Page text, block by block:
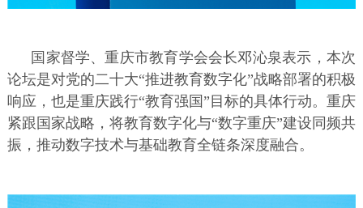
国家督学、重庆市教育学会会长邓沁泉表示，本次
论坛是对党的二十大“推进教育数字化”战略部署的积极
响应，也是重庆践行“教育强国”目标的具体行动。重庆
紧跟国家战略，将教育数字化与“数字重庆”建设同频共
振，推动数字技术与基础教育全链条深度融合。